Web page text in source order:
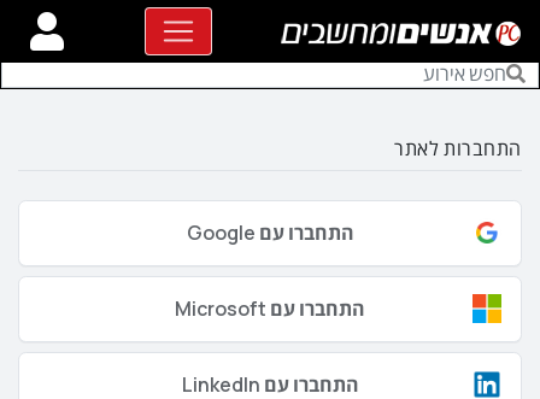
התחברות לאתר
התחברו עם Google
התחברו עם Microsoft
התחברו עם LinkedIn